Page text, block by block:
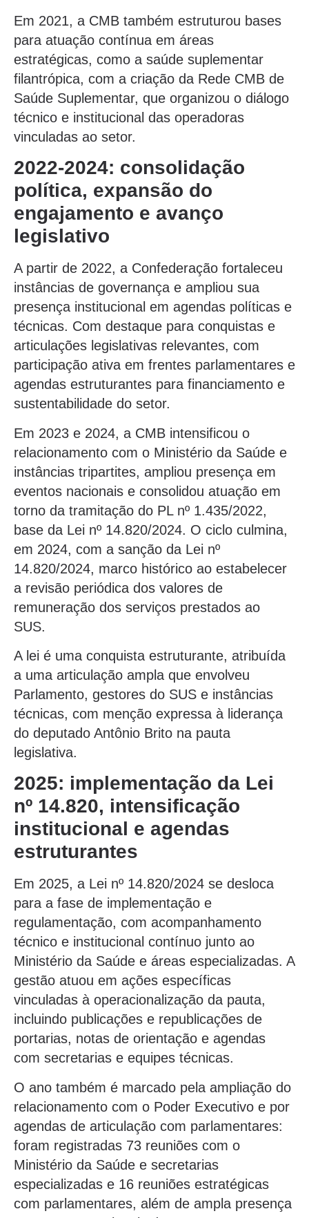
Em 2021, a CMB também estruturou bases
para atuação contínua em áreas
estratégicas, como a saúde suplementar
filantrópica, com a criação da Rede CMB de
Saúde Suplementar, que organizou o diálogo
técnico e institucional das operadoras
vinculadas ao setor.
2022-2024: consolidação
política, expansão do
engajamento e avanço
legislativo
A partir de 2022, a Confederação fortaleceu
instâncias de governança e ampliou sua
presença institucional em agendas políticas e
técnicas. Com destaque para conquistas e
articulações legislativas relevantes, com
participação ativa em frentes parlamentares e
agendas estruturantes para financiamento e
sustentabilidade do setor.
Em 2023 e 2024, a CMB intensificou o
relacionamento com o Ministério da Saúde e
instâncias tripartites, ampliou presença em
eventos nacionais e consolidou atuação em
torno da tramitação do PL nº 1.435/2022,
base da Lei nº 14.820/2024. O ciclo culmina,
em 2024, com a sanção da Lei nº
14.820/2024, marco histórico ao estabelecer
a revisão periódica dos valores de
remuneração dos serviços prestados ao
SUS.
A lei é uma conquista estruturante, atribuída
a uma articulação ampla que envolveu
Parlamento, gestores do SUS e instâncias
técnicas, com menção expressa à liderança
do deputado Antônio Brito na pauta
legislativa.
2025: implementação da Lei
nº 14.820, intensificação
institucional e agendas
estruturantes
Em 2025, a Lei nº 14.820/2024 se desloca
para a fase de implementação e
regulamentação, com acompanhamento
técnico e institucional contínuo junto ao
Ministério da Saúde e áreas especializadas. A
gestão atuou em ações específicas
vinculadas à operacionalização da pauta,
incluindo publicações e republicações de
portarias, notas de orientação e agendas
com secretarias e equipes técnicas.
O ano também é marcado pela ampliação do
relacionamento com o Poder Executivo e por
agendas de articulação com parlamentares:
foram registradas 73 reuniões com o
Ministério da Saúde e secretarias
especializadas e 16 reuniões estratégicas
com parlamentares, além de ampla presença